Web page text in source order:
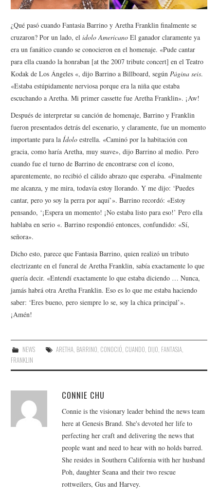
¿Qué pasó cuando Fantasia Barrino y Aretha Franklin finalmente se
cruzaron? Por un lado, elidolo Americano El ganador claramente ya
era un fanático cuando se conocieron en el homenaje. «Pude cantar
para ella cuando la honraban [at the 2007 tribute concert] en el Teatro
Kodak de Los Ángeles «, dijo Barrino a Billboard, segúnPágina seis.
«Estaba estúpidamente nerviosa porque era la niña que estaba
escuchando a Aretha. Mi primer cassette fue Aretha Franklin». ¡Aw!
Después de interpretar su canción de homenaje, Barrino y Franklin
fueron presentados detrás del escenario, y claramente, fue un momento
importante para laÍdolo estrella. «Caminó por la habitación con
gracia, como haría Aretha, muy suave», dijo Barrino al medio. Pero
cuando fue el turno de Barrino de encontrarse con el ícono,
aparentemente, no recibió el cálido abrazo que esperaba. «Finalmente
me alcanza, y me mira, todavía estoy llorando. Y me dijo: ‘Puedes
cantar, pero yo soy la perra por aquí’». Barrino recordó: «Estoy
pensando, ‘¡Espera un momento! ¡No estaba listo para eso!’ Pero ella
hablaba en serio «. Barrino respondió entonces, confundido: «Sí,
señora».
Dicho esto, parece que Fantasia Barrino, quien realizó un tributo
electrizante en el funeral de Aretha Franklin, sabía exactamente lo que
quería decir. «Entendí exactamente lo que estaba diciendo … Nunca,
jamás habrá otra Aretha Franklin. Eso es lo que me estaba haciendo
saber: ‘Eres bueno, pero siempre lo se, soy la chica principal’».
¡Amén!
NEWS ARETHA, BARRINO, CONOCIÓ, CUANDO, DIJO, FANTASIA,
FRANKLIN
CONNIE CHU
Connie is the visionary leader behind the news team
here at Genesis Brand. She's devoted her life to
perfecting her craft and delivering the news that
people want and need to hear with no holds barred.
She resides in Southern California with her husband
Poh, daughter Seana and their two rescue
rottweilers, Gus and Harvey.